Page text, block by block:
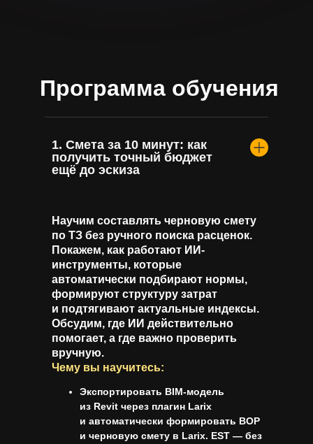
Программа обучения
1. Смета за 10 минут: как
получить точный бюджет
ещё до эскиза
Научим составлять черновую смету
по ТЗ без ручного поиска расценок.
Покажем, как работают ИИ-
инструменты, которые
автоматически подбирают нормы,
формируют структуру затрат
и подтягивают актуальные индексы.
Обсудим, где ИИ действительно
помогает, а где важно проверить
вручную.
Чему вы научитесь:
Экспортировать BIM-модель
из Revit через плагин Larix
и автоматически формировать ВОР
и черновую смету в Larix. EST — без